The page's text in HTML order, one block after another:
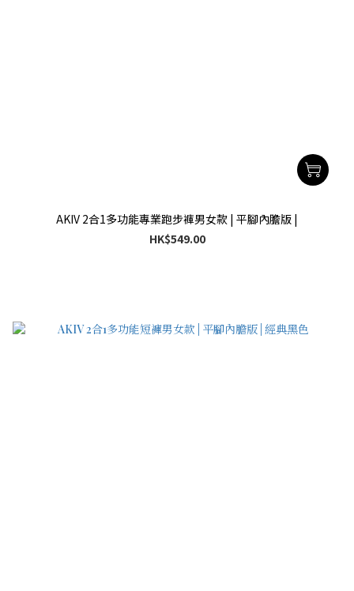
AKIV 2合1多功能專業跑步褲男女款 | 平腳內膽版 |
HK$549.00